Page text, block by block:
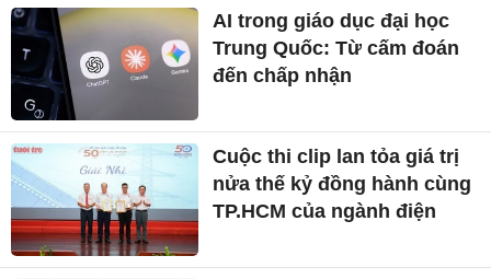
AI trong giáo dục đại học
Trung Quốc: Từ cấm đoán
đến chấp nhận
Cuộc thi clip lan tỏa giá trị
nửa thế kỷ đồng hành cùng
TP.HCM của ngành điện